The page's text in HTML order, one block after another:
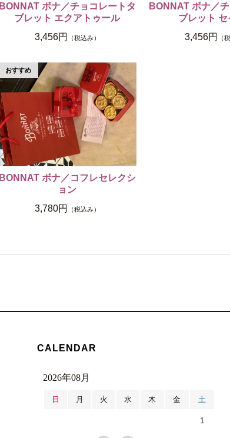
BONNAT ボナ／チョコレートタ
ブレット エクアトゥール
3,456円
（税込み）
BONNAT ボナ／
ブレット
3,456円
（
BONNAT ボナ／コフレセレクシ
ョン
3,780円
（税込み）
CALENDAR
2026年08月
日 月 火 水 木 金 土
1